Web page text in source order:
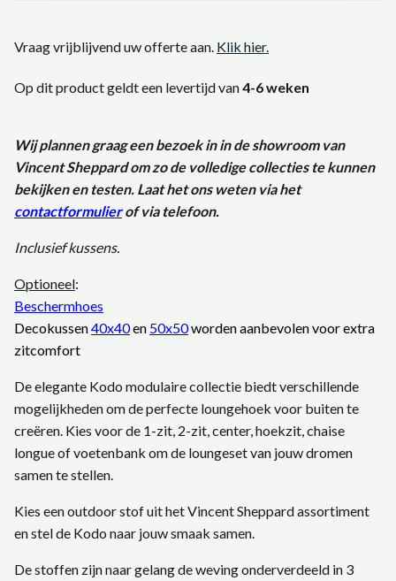
Vraag vrijblijvend uw offerte aan. Klik hier.
Op dit product geldt een levertijd van4-6 weken
Wij plannen graag een bezoek in in de showroom van
Vincent Sheppard om zo de volledige collecties te kunnen
bekijken en testen. Laat het ons weten via het
contactformulierof via telefoon.
Inclusief kussens.
Optioneel:
Beschermhoes
Decokussen40x40en 50x50worden aanbevolen voor extra
zitcomfort
De elegante Kodo modulaire collectie biedt verschillende
mogelijkheden om de perfecte loungehoek voor buiten te
creëren. Kies voor de 1-zit, 2-zit, center, hoekzit, chaise
longue of voetenbank om de loungeset van jouw dromen
samen te stellen.
Kies een outdoor stof uit het Vincent Sheppard assortiment
en stel de Kodo naar jouw smaak samen.
De stoffen zijn naar gelang de weving onderverdeeld in 3